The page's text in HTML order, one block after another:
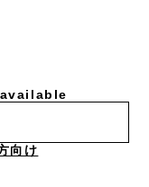
向け